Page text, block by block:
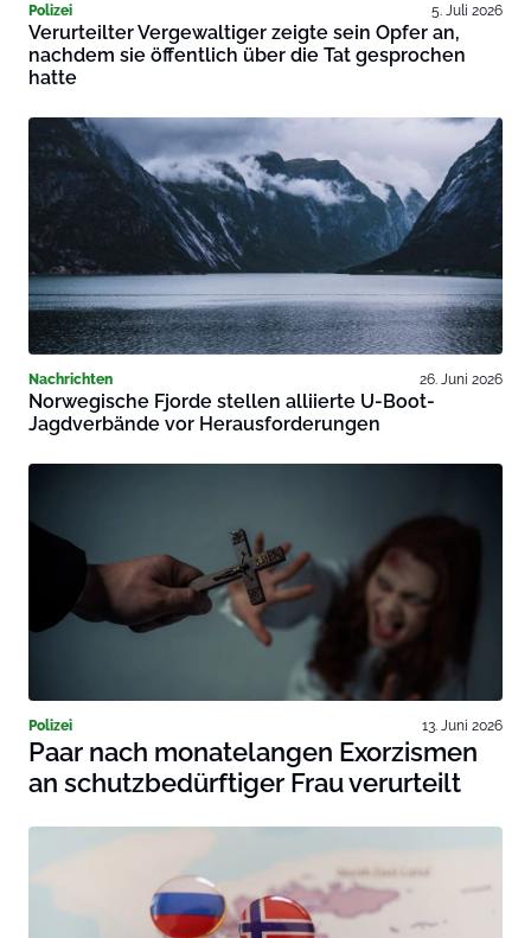
Polizei 5. Juli 2026
Verurteilter Vergewaltiger zeigte sein Opfer an,
nachdem sie öffentlich über die Tat gesprochen
hatte
Nachrichten 26. Juni 2026
Norwegische Fjorde stellen alliierte U-Boot-
Jagdverbände vor Herausforderungen
Polizei 13. Juni 2026
Paar nach monatelangen Exorzismen
an schutzbedürftiger Frau verurteilt